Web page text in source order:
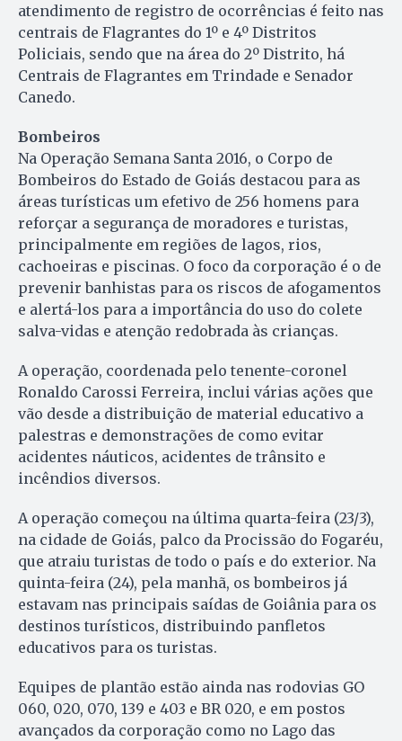
atendimento de registro de ocorrências é feito nas
centrais de Flagrantes do 1º e 4º Distritos
Policiais, sendo que na área do 2º Distrito, há
Centrais de Flagrantes em Trindade e Senador
Canedo.
Bombeiros
Na Operação Semana Santa 2016, o Corpo de
Bombeiros do Estado de Goiás destacou para as
áreas turísticas um efetivo de 256 homens para
reforçar a segurança de moradores e turistas,
principalmente em regiões de lagos, rios,
cachoeiras e piscinas. O foco da corporação é o de
prevenir banhistas para os riscos de afogamentos
e alertá-los para a importância do uso do colete
salva-vidas e atenção redobrada às crianças.
A operação, coordenada pelo tenente-coronel
Ronaldo Carossi Ferreira, inclui várias ações que
vão desde a distribuição de material educativo a
palestras e demonstrações de como evitar
acidentes náuticos, acidentes de trânsito e
incêndios diversos.
A operação começou na última quarta-feira (23/3),
na cidade de Goiás, palco da Procissão do Fogaréu,
que atraiu turistas de todo o país e do exterior. Na
quinta-feira (24), pela manhã, os bombeiros já
estavam nas principais saídas de Goiânia para os
destinos turísticos, distribuindo panfletos
educativos para os turistas.
Equipes de plantão estão ainda nas rodovias GO
060, 020, 070, 139 e 403 e BR 020, e em postos
avançados da corporação como no Lago das